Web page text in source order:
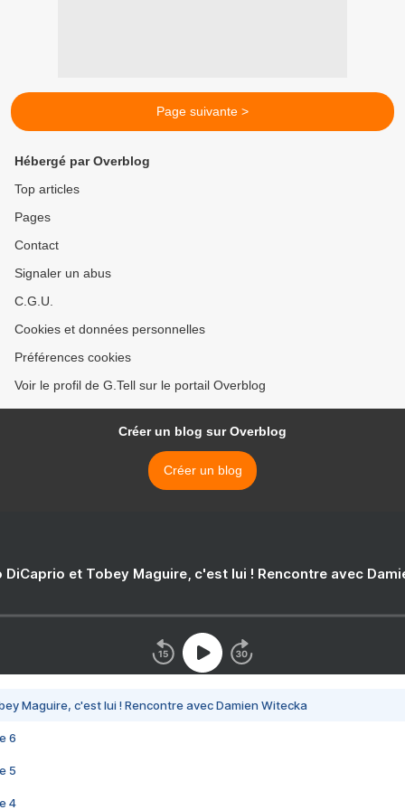
Page suivante >
Hébergé par Overblog
Top articles
Pages
Contact
Signaler un abus
C.G.U.
Cookies et données personnelles
Préférences cookies
Voir le profil de G.Tell sur le portail Overblog
Créer un blog sur Overblog
Créer un blog
DiCaprio et Tobey Maguire, c'est lui ! Rencontre avec
Maguire, c'est lui ! Rencontre avec Damien Witecka
6
5
4